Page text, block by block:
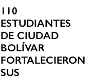
110
ESTUDIANTES
DE CIUDAD
BOLÍVAR
FORTALECIERON
SUS